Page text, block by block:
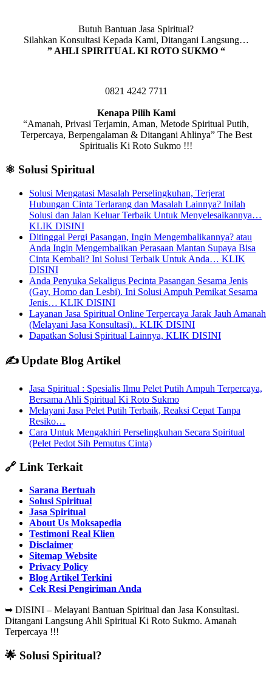
Butuh Bantuan Jasa Spiritual?
Silahkan Konsultasi Kepada Kami, Ditangani Langsung…
” AHLI SPIRITUAL KI ROTO SUKMO “
0821 4242 7711
Kenapa Pilih Kami
“Amanah, Privasi Terjamin, Aman, Metode Spiritual Putih,
Terpercaya, Berpengalaman & Ditangani Ahlinya” The Best
Spiritualis Ki Roto Sukmo !!!
⚛️ Solusi Spiritual
Solusi Mengatasi Masalah Perselingkuhan, Terjerat
Hubungan Cinta Terlarang dan Masalah Lainnya? Inilah
Solusi dan Jalan Keluar Terbaik Untuk Menyelesaikannya…
KLIK DISINI
Ditinggal Pergi Pasangan, Ingin Mengembalikannya? atau
Anda Ingin Mengembalikan Perasaan Mantan Supaya Bisa
Cinta Kembali? Ini Solusi Terbaik Untuk Anda… KLIK
DISINI
Anda Penyuka Sekaligus Pecinta Pasangan Sesama Jenis
(Gay, Homo dan Lesbi). Ini Solusi Ampuh Pemikat Sesama
Jenis… KLIK DISINI
Layanan Jasa Spiritual Online Terpercaya Jarak Jauh Amanah
(Melayani Jasa Konsultasi).. KLIK DISINI
Dapatkan Solusi Spiritual Lainnya, KLIK DISINI
✍️ Update Blog Artikel
Jasa Spiritual : Spesialis Ilmu Pelet Putih Ampuh Terpercaya,
Bersama Ahli Spiritual Ki Roto Sukmo
Melayani Jasa Pelet Putih Terbaik, Reaksi Cepat Tanpa
Resiko…
Cara Untuk Mengakhiri Perselingkuhan Secara Spiritual
(Pelet Pedot Sih Pemutus Cinta)
🔗 Link Terkait
Sarana Bertuah
Solusi Spiritual
Jasa Spiritual
About Us Moksapedia
Testimoni Real Klien
Disclaimer
Sitemap Website
Privacy Policy
Blog Artikel Terkini
Cek Resi Pengiriman Anda
➥ DISINI – Melayani Bantuan Spiritual dan Jasa Konsultasi.
Ditangani Langsung Ahli Spiritual Ki Roto Sukmo. Amanah
Terpercaya !!!
🌟 Solusi Spiritual?